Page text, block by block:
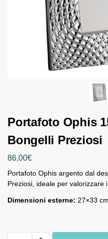
Portafoto Ophis
Bongelli Preziosi
86,00€
Portafoto Ophis argento dal
Preziosi, ideale per valorizzare
Dimensioni esterne: 27×33 cm.